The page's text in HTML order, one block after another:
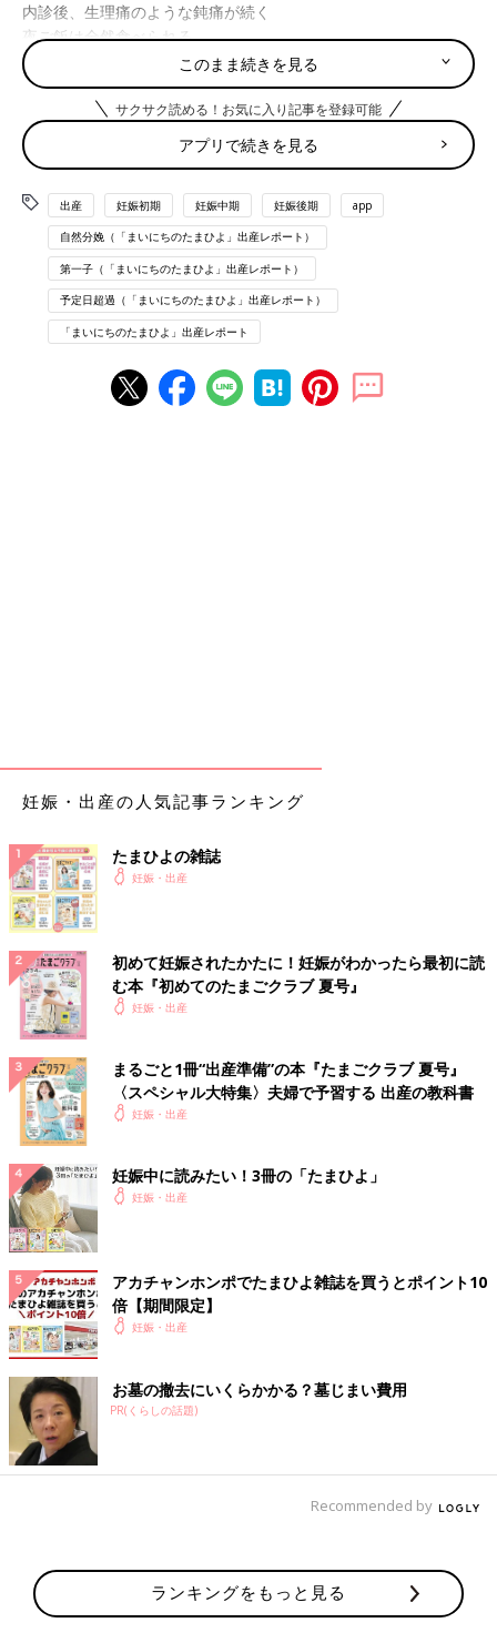
内診後、生理痛のような鈍痛が続く
夜ご飯は全然食べられる。
21時に眠るも0時に胃のムカムカで起きて嘔吐する。
生理痛のような鈍痛が10分間隔でつづく。
でも全然耐えられるため3時に無理やり寝る。
翌朝6時に内診にて
子宮が昨日よりさらに柔らかくなってきているとの事、内診グリ
グリされる。
この時内診で血が少し出る(おしるしとかではなく刺激で……それ
程内診が痛かった)
点滴にて陣痛促進剤しましょうと誘発開始。
8時くらいに生理痛のピーク時のような痛みが2分間隔で襲ってく
痛すぎてまともに座っていられず、力が入ってしまう。
呼吸吐くことができなくなり、ふっふっふっと声に出てしまう。
えてもらいなんとか頑張る
10時半
もう呼吸どころじゃなくなる
陣痛が来る度
痛い！！！うわーー！と声が出る
呼吸を意識して！といわれるも
ふうーーーーふうーーーと声に出るだけで全然上手く呼吸出来
ず。めちゃくちゃいきんでしまう。
その時にドバっと何かが大量に出た為、破水しました！！！と叫
ぶ。
内診にて破水ではなく大量出血との事。
いきむたび水のように血が出る。
呼吸しないと赤ちゃんが…と思い出しては呼吸する。
11時に分娩室へ
もう移動するのもやっと……
何も言われなくてもいきんでしまう
すると、パン！と音がして思いっきり破水する。
助産婦さんの掛け声に合わせて10回ほどいきむ。
会陰マッサージしていたものの切開される。
痛すぎて会陰切開
頭がでる時がめちゃくちゃ痛かったけど
もう早く出てーーー！裂けるーー！(もう既に会陰切開されてい
るのに痛すぎて裂けると思った)って思って3回連続でいきんだら
ドゥルンン！！！と赤ちゃんが産声をあげて産まれる。
2900gと産まれる前は言われていたのに実際は2330gの小さめの
痛くなかった)
後処理をしてもらい、赤ちゃんを抱かせてもらうも放心状態で涙
も出なかった。
このまま続きを見る
サクサク読める！お気に入り記事を登録可能
アプリで続きを見る
出産 妊娠初期 妊娠中期 妊娠後期 app
自然分娩（「まいにちのたまひよ」出産レポート）
第一子（「まいにちのたまひよ」出産レポート）
予定日超過（「まいにちのたまひよ」出産レポート）
「まいにちのたまひよ」出産レポート
妊娠・出産の人気記事ランキング
たまひよの雑誌
妊娠・出産
初めて妊娠されたかたに！妊娠がわかったら最初に読
む本『初めてのたまごクラブ 夏号』
妊娠・出産
まるごと1冊“出産準備”の本『たまごクラブ 夏号』
〈スペシャル大特集〉夫婦で予習する 出産の教科書
妊娠・出産
妊娠中に読みたい！3冊の「たまひよ」
妊娠・出産
アカチャンホンポでたまひよ雑誌を買うとポイント10
倍【期間限定】
妊娠・出産
お墓の撤去にいくらかかる？墓じまい費用
PR(くらしの話題)
Recommended by
ランキングをもっと見る